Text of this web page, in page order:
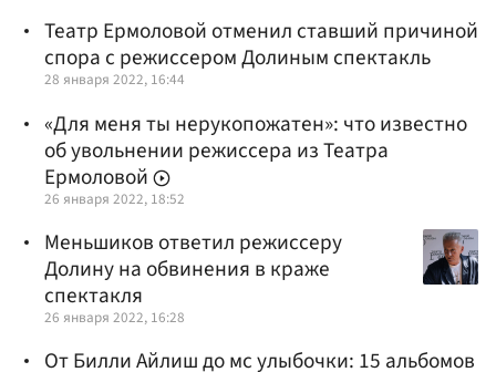
Театр Ермоловой отменил ставший причиной
спора с режиссером Долиным спектакль
28 января 2022, 16:44
«Для меня ты нерукопожатен»: что известно
об увольнении режиссера из Театра
Ермоловой
26 января 2022, 18:52
Меньшиков ответил режиссеру
Долину на обвинения в краже
спектакля
26 января 2022, 16:28
От Билли Айлиш до мс улыбочки: 15 альбомов